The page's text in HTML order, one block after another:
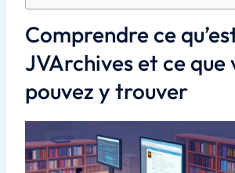
Comprendre ce
JVArchives et ce que
pouvez y trouver